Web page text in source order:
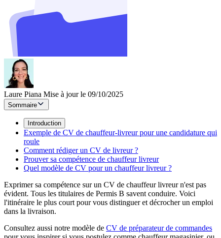
Laure Piana Mise à jour le 09/10/2025
Sommaire
Introduction
Exemple de CV de chauffeur-livreur pour une candidature qui
roule
Comment rédiger un CV de livreur ?
Prouver sa compétence de chauffeur livreur
Quel modèle de CV pour un chauffeur livreur ?
Exprimer sa compétence sur un CV de chauffeur livreur n'est pas
évident. Tous les titulaires de Permis B savent conduire. Voici
l'itinéraire le plus court pour vous distinguer et décrocher un emploi
dans la livraison.
Consultez aussi notre modèle de CV de préparateur de commandes